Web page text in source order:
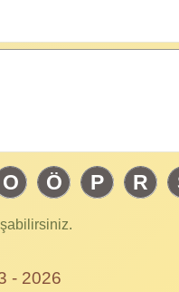
O Ö P R
- 2026